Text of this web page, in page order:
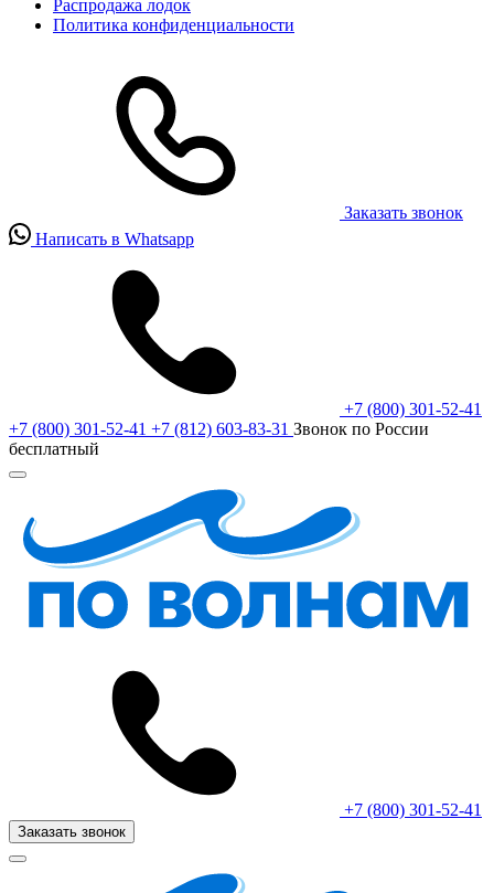
Распродажа лодок
Политика конфиденциальности
Заказать звонок
Написать в Whatsapp
+7 (800) 301-52-41
+7 (800) 301-52-41 +7 (812) 603-83-31 Звонок по России
бесплатный
+7 (800) 301-52-41
Заказать звонок